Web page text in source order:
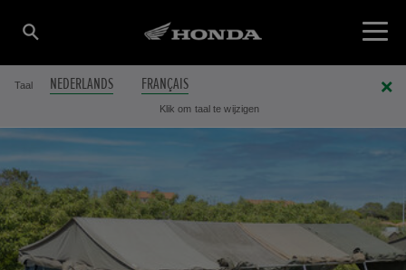
Taal NEDERLANDS FRANÇAIS
Klik om taal te wijzigen